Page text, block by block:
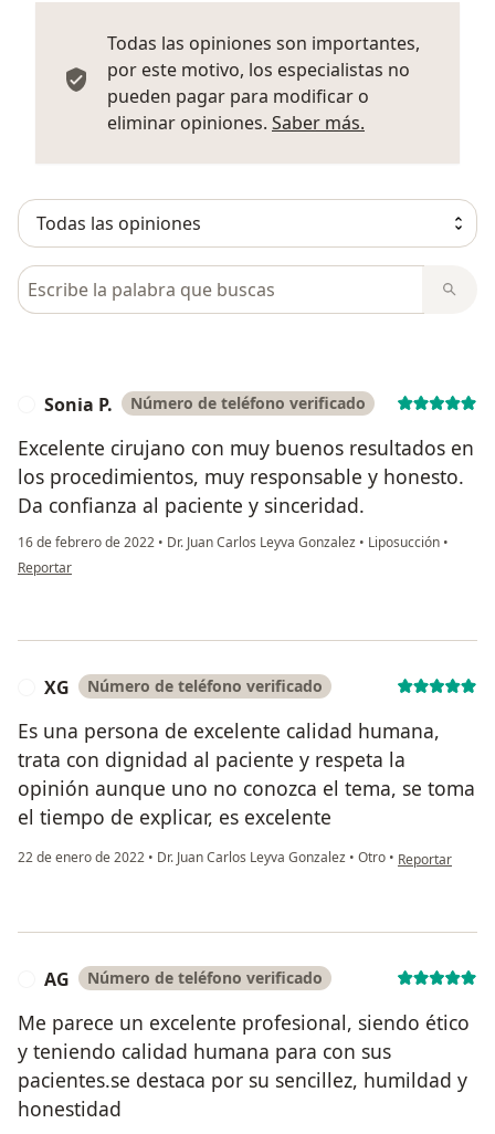
Todas las opiniones son importantes,
por este motivo, los especialistas no
pueden pagar para modificar o
eliminar opiniones. Saber más.
Busca en opiniones
Sonia P. Número de teléfono verificado
Excelente cirujano con muy buenos resultados en
los procedimientos, muy responsable y honesto.
Da confianza al paciente y sinceridad.
16 de febrero de 2022 • Dr. Juan Carlos Leyva Gonzalez • Liposucción •
en opinión del usuario Sonia P.
Reportar
XG Número de teléfono verificado
Es una persona de excelente calidad humana,
trata con dignidad al paciente y respeta la
opinión aunque uno no conozca el tema, se toma
el tiempo de explicar, es excelente
22 de enero de 2022 • Dr. Juan Carlos Leyva Gonzalez • Otro • en opinión del
Reportar
AG Número de teléfono verificado
Me parece un excelente profesional, siendo ético
y teniendo calidad humana para con sus
pacientes.se destaca por su sencillez, humildad y
honestidad